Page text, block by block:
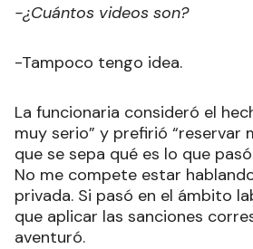
-¿Cuántos videos son?
-Tampoco tengo idea.
La funcionaria consideró el
muy serio” y prefirió “reservar
que se sepa qué es lo que
No me compete estar
privada. Si pasó en el ámbito
que aplicar las sanciones
aventuró.